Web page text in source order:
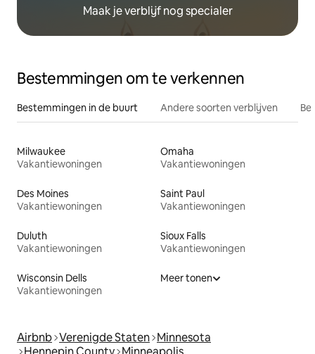
Maak je verblijf nog specialer
Bestemmingen om te verkennen
Bestemmingen in de buurt Andere soorten verblijven
Milwaukee
Vakantiewoningen
Omaha
Vakantiewoningen
Des Moines
Vakantiewoningen
Saint Paul
Vakantiewoningen
Duluth
Vakantiewoningen
Sioux Falls
Vakantiewoningen
Wisconsin Dells
Vakantiewoningen
Meer tonen
Airbnb Verenigde Staten Minnesota